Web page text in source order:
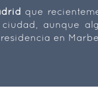
que
aunque
en